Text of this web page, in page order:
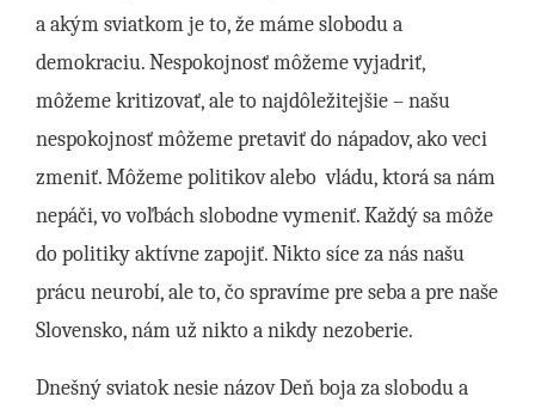
a akým sviatkom je to, že máme slobodu a
demokraciu. Nespokojnosť môžeme vyjadriť,
môžeme kritizovať, ale to najdôležitejšie – našu
nespokojnosť môžeme pretaviť do nápadov, ako veci
zmeniť. Môžeme politikov alebo vládu, ktorá sa nám
nepáči, vo voľbách slobodne vymeniť. Každý sa môže
do politiky aktívne zapojiť. Nikto síce za nás našu
prácu neurobí, ale to, čo spravíme pre seba a pre naše
Slovensko, nám už nikto a nikdy nezoberie.
Dnešný sviatok nesie názov Deň boja za slobodu a